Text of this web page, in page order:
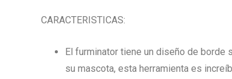
CARACTERISTICAS:
El furminator tiene un diseño de borde
su mascota, esta herramienta es